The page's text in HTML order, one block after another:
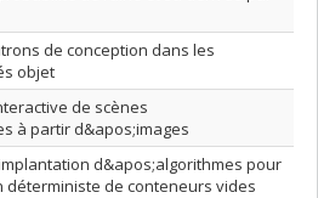
de conception dans les
objet
de scènes
à partir d&apos;images
d&apos;algorithmes pour
déterministe de conteneurs vides